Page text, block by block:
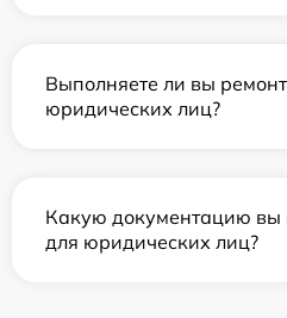
Выполняете ли вы
юридических лиц?
Какую документацию вы
для юридических лиц?